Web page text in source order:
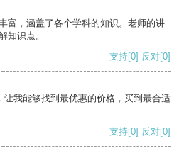
富，涵盖了各个学科的知识。老师的讲
知识点。
支持[0] 反对[0]
我能够找到最优惠的价格，买到最合适
支持[0] 反对[0]